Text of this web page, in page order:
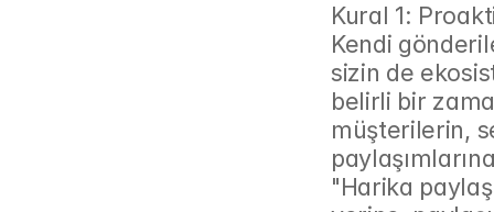
Kural 1:
Kendi
sizin de
belirli bir
müşterilerin,
"Harika